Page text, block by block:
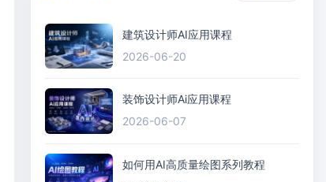
建筑设计师AI应用课程
2026-06-20
装饰设计师Ai应用课程
2026-06-07
如何用AI高质量绘图系列教程